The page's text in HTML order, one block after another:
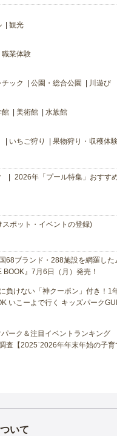
観光
職業体験
ック 公園・総合公園 川遊び
館 美術館 水族館
いちご狩り 果物狩り・収穫体
2026年「プール特集」おすす
ポット・イベントの登録)
68ブランド・288施設を網羅し
』7月6日（月）発売！
負けない「神クーポン」付き！1
いこーよで行く キッズパーク
ーク＆注目イベントランキング
査【2025⁻2026年年末年始の子
いて